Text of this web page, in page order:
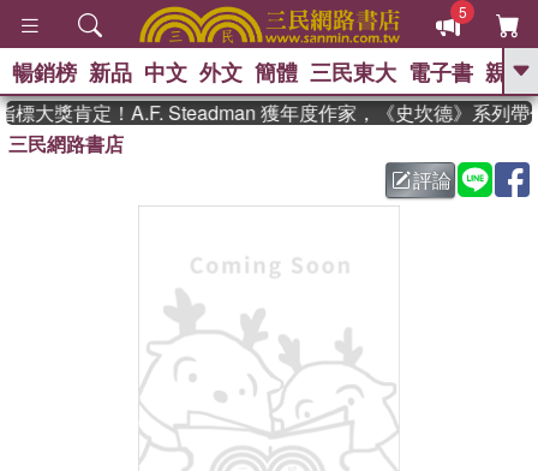
5
GO
父親節 、 如果歷
暑期推薦 、 國際布克
偉大的迷走神經
暢銷榜 新品 中文 外文 簡體 三民東大 電子書 親子
大獎肯定！A.F. Steadman 獲年度作家，《史坎德》系列帶
三民網路書店
評論